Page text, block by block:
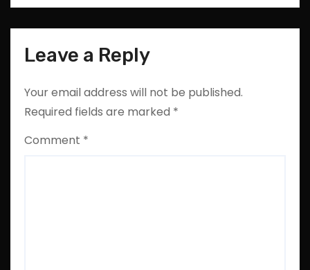
Leave a Reply
Your email address will not be published.
Required fields are marked *
Comment *